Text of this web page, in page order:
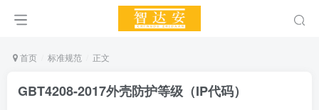
首页 标准规范 正文
GBT4208-2017外壳防护等级（IP代码）